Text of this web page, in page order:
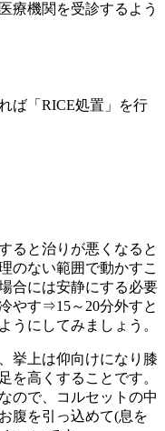
療機関を受診するよう
ば「RICE処置」を行
ると治りが悪くなると
のない範囲で動かすこ
合には安静にする必要
やす⇒15～20分外すと
うにしてみましょう。
挙上は仰向けになり膝
を高くすることです。
ので、コルセットの中
腹を引っ込めて(息を